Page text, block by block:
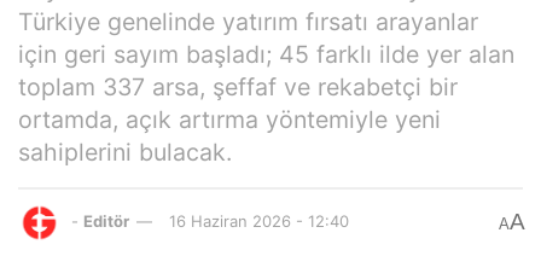
Türkiye genelinde yatırım fırsatı arayanlar
için geri sayım başladı; 45 farklı ilde yer alan
toplam 337 arsa, şeffaf ve rekabetçi bir
ortamda, açık artırma yöntemiyle yeni
sahiplerini bulacak.
- Editör 16 Haziran 2026 - 12:40 AA